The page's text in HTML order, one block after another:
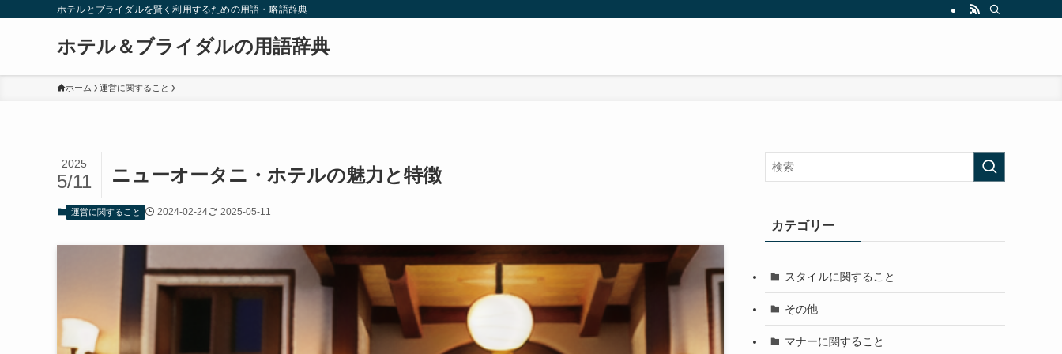
ホテルとブライダルを賢く利用するための用語・略語辞典
ホテル＆ブライダルの用語辞典
ホーム 運営に関すること
ニューオータニ・ホテルの魅力と特徴
2025
5/11
運営に関すること 2024-02-24 2025-05-11
カテゴリー
スタイルに関すること
その他
マナーに関すること